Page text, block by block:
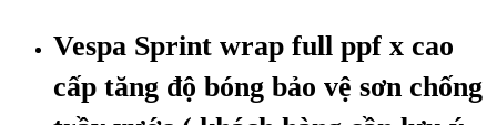
Vespa Sprint wrap full ppf x cao
cấp tăng độ bóng bảo vệ sơn chống